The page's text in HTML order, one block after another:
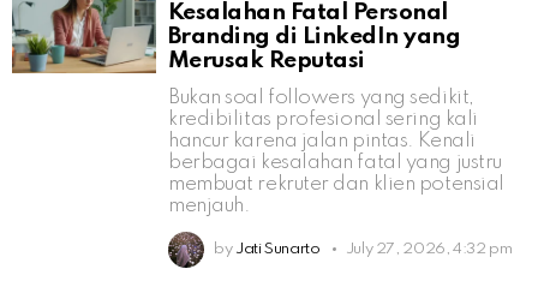
Kesalahan Fatal Personal
Branding di LinkedIn yang
Merusak Reputasi
Bukan soal followers yang sedikit,
kredibilitas profesional sering kali
hancur karena jalan pintas. Kenali
berbagai kesalahan fatal yang justru
membuat rekruter dan klien potensial
menjauh.
by Jati Sunarto July 27, 2026, 4:32 pm